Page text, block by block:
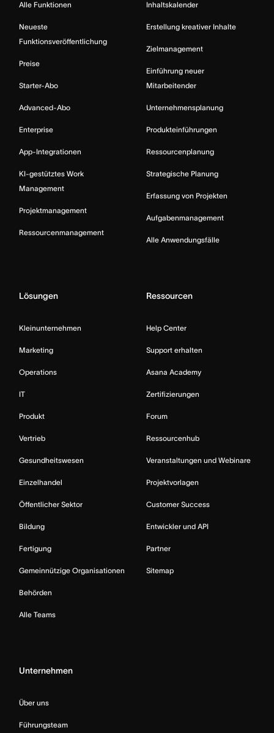
Alle Funktionen
Neueste
Funktionsveröffentlichung
Preise
Starter-Abo
Advanced-Abo
Enterprise
App-Integrationen
KI-gestütztes Work
Management
Projektmanagement
Ressourcenmanagement
Inhaltskalender
Erstellung kreativer Inhalte
Zielmanagement
Einführung neuer
Mitarbeitender
Unternehmensplanung
Produkteinführungen
Ressourcenplanung
Strategische Planung
Erfassung von Projekten
Aufgabenmanagement
Alle Anwendungsfälle
Lösungen
Kleinunternehmen
Marketing
Operations
IT
Produkt
Vertrieb
Gesundheitswesen
Einzelhandel
Öffentlicher Sektor
Bildung
Fertigung
Gemeinnützige Organisationen
Behörden
Alle Teams
Ressourcen
Help Center
Support erhalten
Asana Academy
Zertifizierungen
Forum
Ressourcenhub
Veranstaltungen und Webinare
Projektvorlagen
Customer Success
Entwickler und API
Partner
Sitemap
Unternehmen
Über uns
Führungsteam